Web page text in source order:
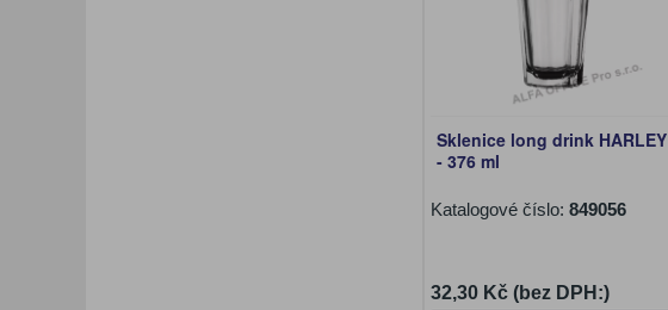
Sklenice long drink HARLEY
- 376 ml
Katalogové číslo: 849056
32,30 Kč (bez DPH:)